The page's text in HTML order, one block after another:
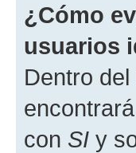
¿Cómo
usuarios
Dentro
con SI y